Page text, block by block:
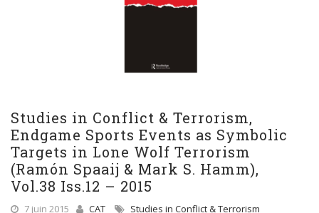
Studies in Conflict & Terrorism,
Endgame Sports Events as Symbolic
Targets in Lone Wolf Terrorism
(Ramón Spaaij & Mark S. Hamm),
Vol.38 Iss.12 – 2015
7 juin 2015 CAT
Studies in Conflict & Terrorism